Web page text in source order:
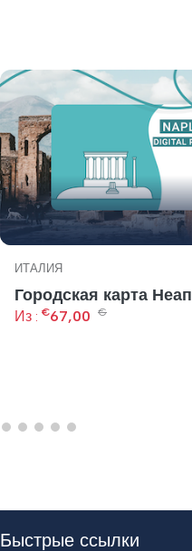
ИТАЛИЯ
Городская карта
Из : €67,00 €
Быстрые ссылки